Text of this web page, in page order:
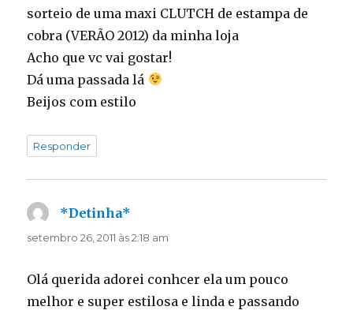
sorteio de uma maxi CLUTCH de estampa de
cobra (VERÃO 2012) da minha loja
Acho que vc vai gostar!
Dá uma passada lá
Beijos com estilo
Responder
*Detinha*
setembro 26, 2011 às 2:18 am
Olá querida adorei conhcer ela um pouco
melhor e super estilosa e linda e passando